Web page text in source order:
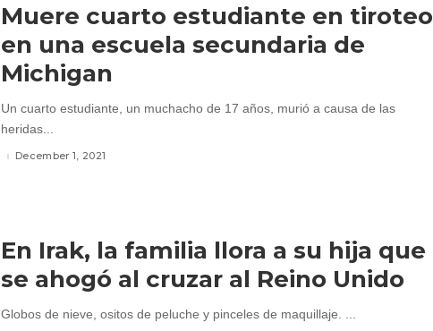
Muere cuarto estudiante en tiroteo
en una escuela secundaria de
Michigan
Un cuarto estudiante, un muchacho de 17 años, murió a causa de las
heridas...
December 1, 2021
En Irak, la familia llora a su hija que
se ahogó al cruzar al Reino Unido
Globos de nieve, ositos de peluche y pinceles de maquillaje. ...